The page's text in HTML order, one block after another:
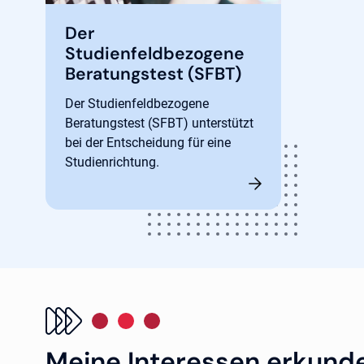
Der
Studienfeldbezogene
Beratungstest (SFBT)
Der Studienfeldbezogene
Beratungstest (SFBT) unterstützt
bei der Entscheidung für eine
Studienrichtung.